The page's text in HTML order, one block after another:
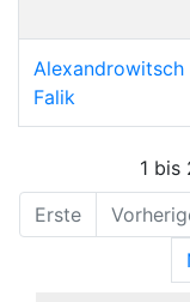
Alexandrowitsch
Falik
1 bis
Erste